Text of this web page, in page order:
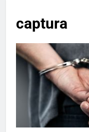
captura